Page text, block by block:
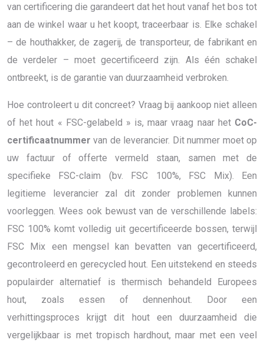
van certificering die garandeert dat het hout vanaf het bos tot
aan de winkel waar u het koopt, traceerbaar is. Elke schakel
– de houthakker, de zagerij, de transporteur, de fabrikant en
de verdeler – moet gecertificeerd zijn. Als één schakel
ontbreekt, is de garantie van duurzaamheid verbroken.
Hoe controleert u dit concreet? Vraag bij aankoop niet alleen
of het hout « FSC-gelabeld » is, maar vraag naar het CoC-
certificaatnummer van de leverancier. Dit nummer moet op
uw factuur of offerte vermeld staan, samen met de
specifieke FSC-claim (bv. FSC 100%, FSC Mix). Een
legitieme leverancier zal dit zonder problemen kunnen
voorleggen. Wees ook bewust van de verschillende labels:
FSC 100% komt volledig uit gecertificeerde bossen, terwijl
FSC Mix een mengsel kan bevatten van gecertificeerd,
gecontroleerd en gerecycled hout. Een uitstekend en steeds
populairder alternatief is thermisch behandeld Europees
hout, zoals essen of dennenhout. Door een
verhittingsproces krijgt dit hout een duurzaamheid die
vergelijkbaar is met tropisch hardhout, maar met een veel